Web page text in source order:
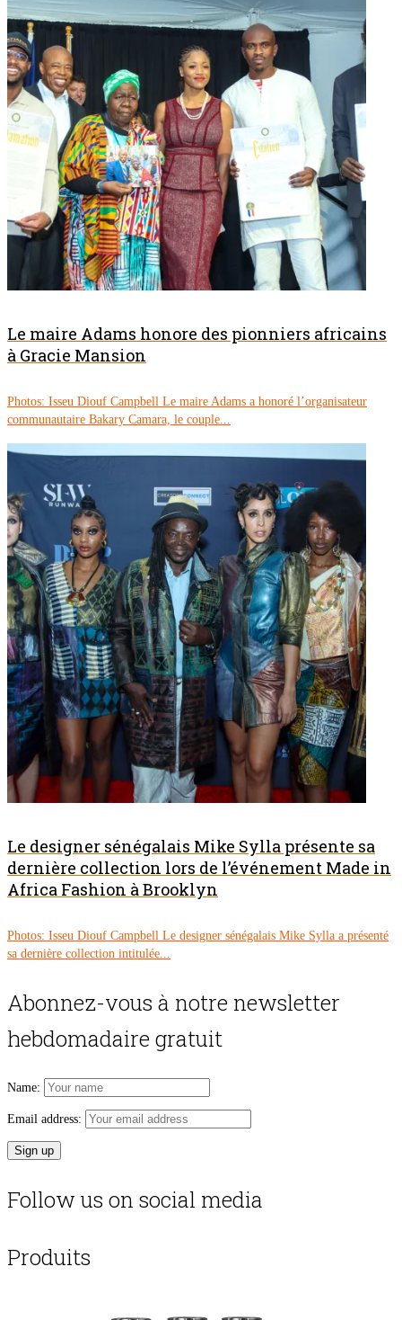
Le maire Adams honore des pionniers africains
à Gracie Mansion
Photos: Isseu Diouf Campbell Le maire Adams a honoré l’organisateur
communautaire Bakary Camara, le couple...
Le designer sénégalais Mike Sylla présente sa
dernière collection lors de l’événement Made in
Africa Fashion à Brooklyn
Photos: Isseu Diouf Campbell Le designer sénégalais Mike Sylla a présenté
sa dernière collection intitulée...
Abonnez-vous à notre newsletter
hebdomadaire gratuit
Name:
Email address:
Follow us on social media
Produits